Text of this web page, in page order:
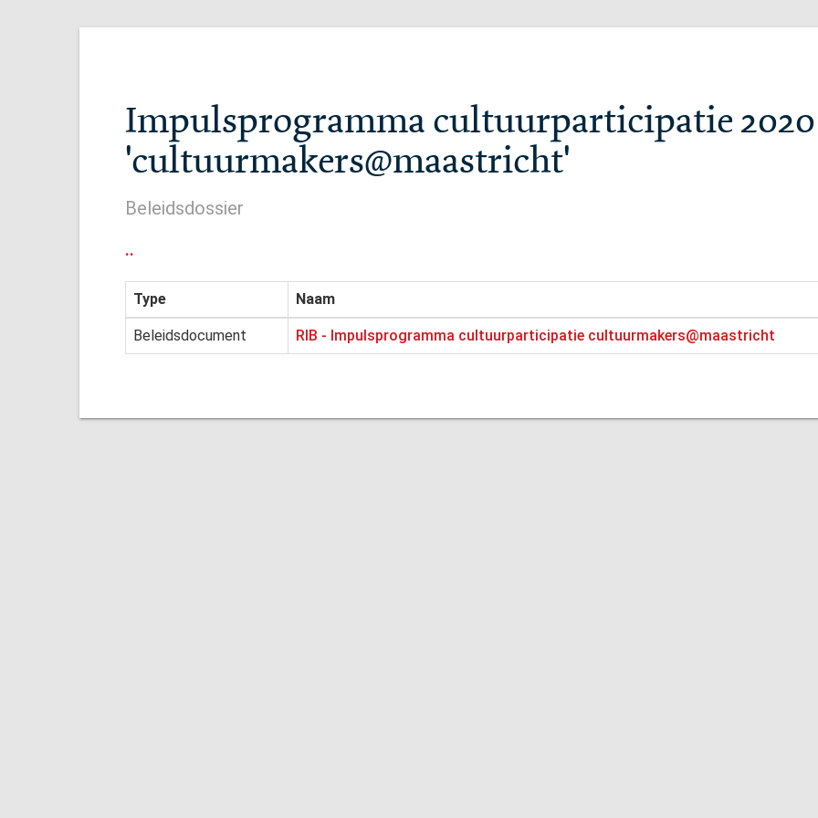
Impulsprogramma cultuurparticipatie
'cultuurmakers@maastricht'
Beleidsdossier
..
Type Naam
Beleidsdocument RIB - Impulsprogramma cultuurparticipatie cultuurmakers@maastricht